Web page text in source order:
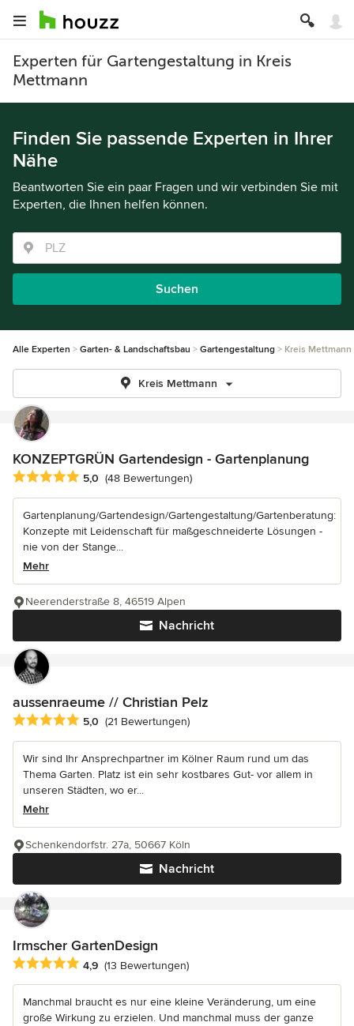
Experten für Gartengestaltung in Kreis
Mettmann
Finden Sie passende Experten in Ihrer
Nähe
Beantworten Sie ein paar Fragen und wir verbinden Sie mit
Experten, die Ihnen helfen können.
Suchen
Alle Experten Garten- & Landschaftsbau Gartengestaltung Kreis Mettmann
Kreis Mettmann
KONZEPTGRÜN Gartendesign - Gartenplanung
Durchschnittliche Bewertung: 5 von 5 Sternen
5,0 (48 Bewertungen)
Gartenplanung/Gartendesign/Gartengestaltung/Gartenberatung:
Konzepte mit Leidenschaft für maßgeschneiderte Lösungen -
nie von der Stange...
Mehr
Nachricht
Neerenderstraße 8, 46519 Alpen
aussenraeume // Christian Pelz
Durchschnittliche Bewertung: 5 von 5 Sternen
5,0 (21 Bewertungen)
Wir sind Ihr Ansprechpartner im Kölner Raum rund um das
Thema Garten. Platz ist ein sehr kostbares Gut- vor allem in
unseren Städten, wo er...
Mehr
Nachricht
Schenkendorfstr. 27a, 50667 Köln
Irmscher GartenDesign
Durchschnittliche Bewertung: 4.9 von 5 Sternen
4,9 (13 Bewertungen)
Manchmal braucht es nur eine kleine Veränderung, um eine
große Wirkung zu erzielen. Und manchmal muss der ganze